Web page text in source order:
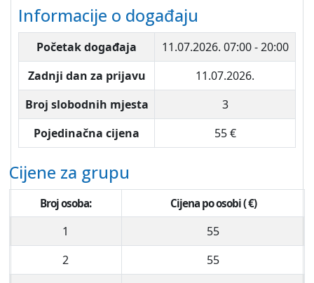
Informacije o događaju
Početak događaja 11.07.2026. 07:00 - 20:00
Zadnji dan za prijavu
11.07.2026.
Broj slobodnih mjesta
3
Pojedinačna cijena
55 €
Cijene za grupu
Broj osoba: Cijena po osobi ( €)
1
55
2
55